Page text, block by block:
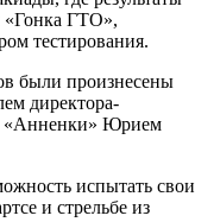
«Гонка ГТО»,
тестирования.
были произнесены
директора-
«Анненки» Юрием
испытать свои
и стрельбе из